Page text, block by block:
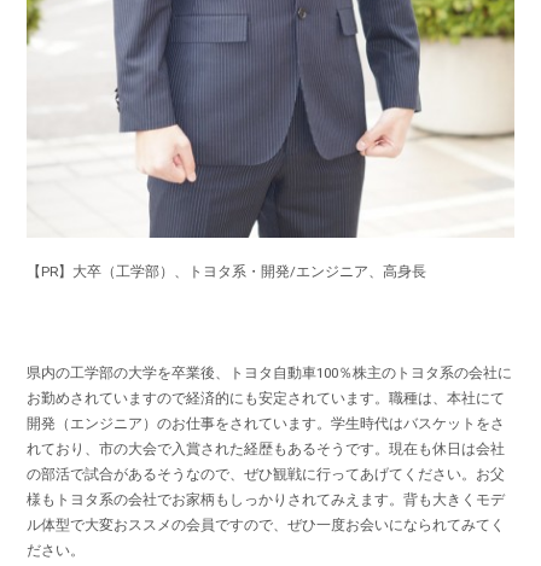
【PR】大卒（工学部）、トヨタ系・開発/エンジニア、高身長
県内の工学部の大学を卒業後、トヨタ自動車100％株主のトヨタ系の会社に
お勤めされていますので経済的にも安定されています。職種は、本社にて
開発（エンジニア）のお仕事をされています。学生時代はバスケットをさ
れており、市の大会で入賞された経歴もあるそうです。現在も休日は会社
の部活で試合があるそうなので、ぜひ観戦に行ってあげてください。お父
様もトヨタ系の会社でお家柄もしっかりされてみえます。背も大きくモデ
ル体型で大変おススメの会員ですので、ぜひ一度お会いになられてみてく
ださい。